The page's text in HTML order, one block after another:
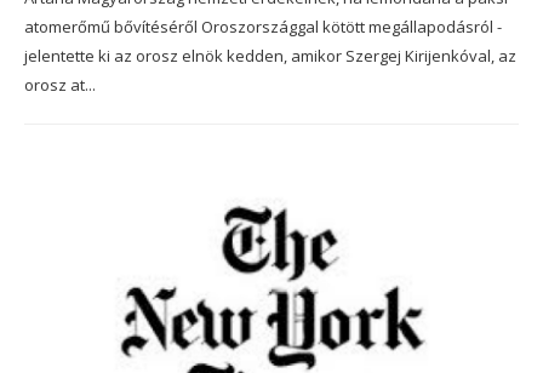
atomerőmű bővítéséről Oroszországgal kötött megállapodásról -
jelentette ki az orosz elnök kedden, amikor Szergej Kirijenkóval, az
orosz at...